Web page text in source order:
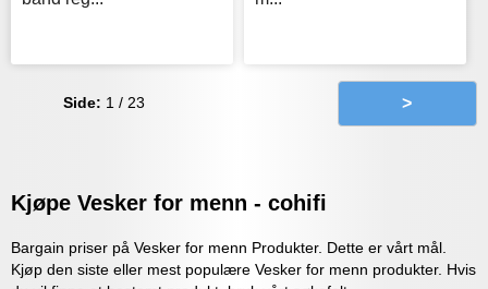
Side: 1 / 23 >
Kjøpe Vesker for menn - cohifi
Bargain priser på Vesker for menn Produkter. Dette er vårt mål.
Kjøp den siste eller mest populære Vesker for menn produkter. Hvis